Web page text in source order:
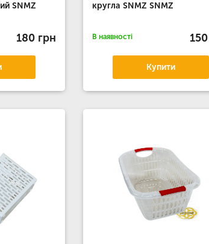
SNMZ
180 грн
кругла SNMZ SNMZ
В наявності
Купити